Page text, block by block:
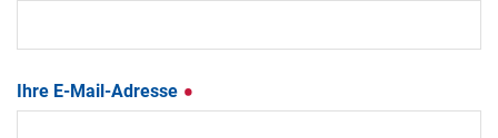
Ihre E-Mail-Adresse